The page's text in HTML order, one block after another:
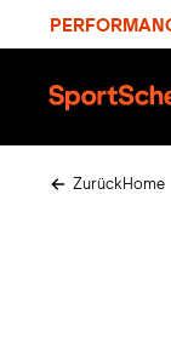
ZurückHome